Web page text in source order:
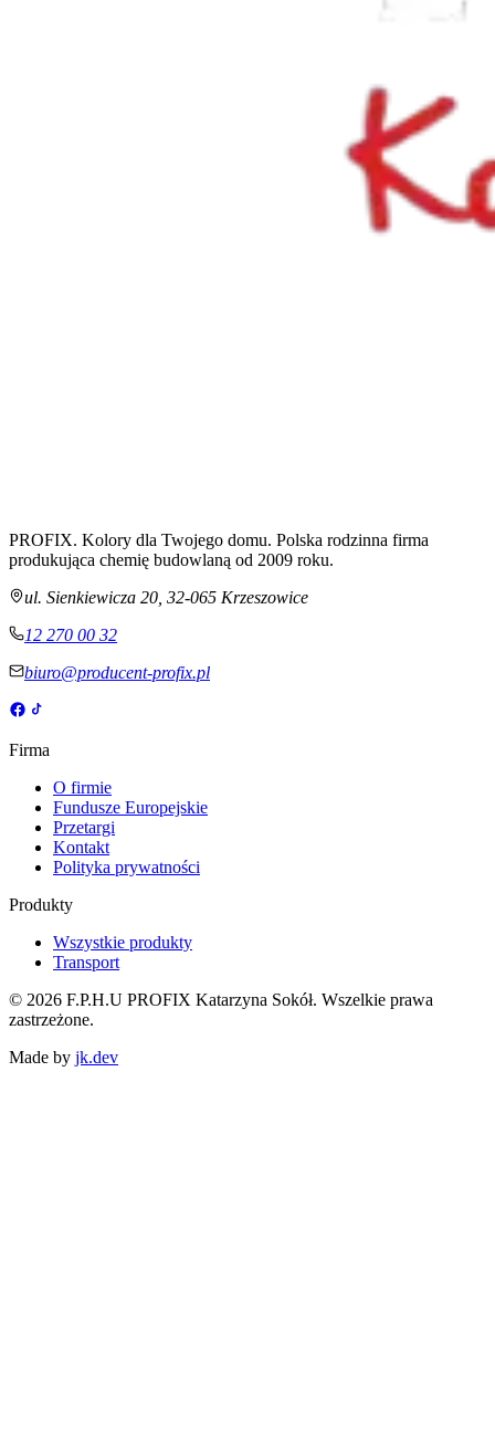
PROFIX. Kolory dla Twojego domu. Polska rodzinna firma
produkująca chemię budowlaną od 2009 roku.
ul. Sienkiewicza 20 32-065 Krzeszowice
12 270 00 32
biuro@producent-profix.pl
Firma
O firmie
Fundusze Europejskie
Przetargi
Kontakt
Polityka prywatności
Produkty
Wszystkie produkty
Transport
© 2026 F.P.H.U PROFIX Katarzyna Sokół. Wszelkie prawa
zastrzeżone.
Made by jk.dev